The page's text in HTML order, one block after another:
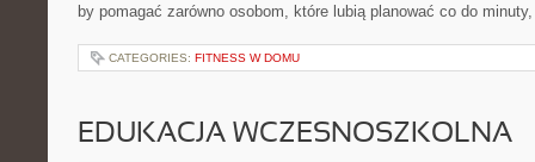
by pomagać zarówno osobom, które lubią planować co do
CATEGORIES: FITNESS W DOMU
EDUKACJA WCZESNOSZKOLNA